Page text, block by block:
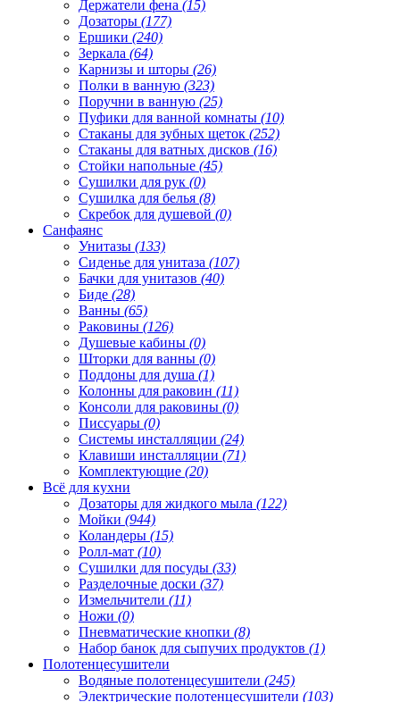
Держатели фена (15)
Дозаторы (177)
Ершики (240)
Зеркала (64)
Карнизы и шторы (26)
Полки в ванную (323)
Поручни в ванную (25)
Пуфики для ванной комнаты (10)
Стаканы для зубных щеток (252)
Стаканы для ватных дисков (16)
Стойки напольные (45)
Сушилки для рук (0)
Сушилка для белья (8)
Скребок для душевой (0)
Санфаянс
Унитазы (133)
Сиденье для унитаза (107)
Бачки для унитазов (40)
Биде (28)
Ванны (65)
Раковины (126)
Душевые кабины (0)
Шторки для ванны (0)
Поддоны для душа (1)
Колонны для раковин (11)
Консоли для раковины (0)
Писсуары (0)
Системы инсталляции (24)
Клавиши инсталляции (71)
Комплектующие (20)
Всё для кухни
Дозаторы для жидкого мыла (122)
Мойки (944)
Коландеры (15)
Ролл-мат (10)
Сушилки для посуды (33)
Разделочные доски (37)
Измельчители (11)
Ножи (0)
Пневматические кнопки (8)
Набор банок для сыпучих продуктов (1)
Полотенцесушители
Водяные полотенцесушители (245)
Электрические полотенцесушители (103)